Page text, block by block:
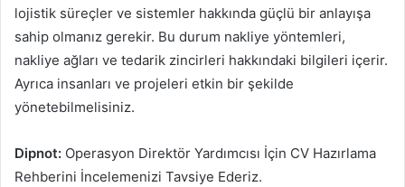
lojistik süreçler ve sistemler hakkında güçlü bir anlayışa
sahip olmanız gerekir. Bu durum nakliye yöntemleri,
nakliye ağları ve tedarik zincirleri hakkındaki bilgileri içerir.
Ayrıca insanları ve projeleri etkin bir şekilde
yönetebilmelisiniz.
Dipnot: Operasyon Direktör Yardımcısı İçin CV Hazırlama
Rehberini İncelemenizi Tavsiye Ederiz.